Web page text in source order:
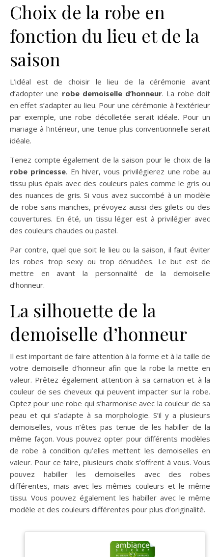
Choix de la robe en
fonction du lieu et de la
saison
L’idéal est de choisir le lieu de la cérémonie avant
d’adopter une robe demoiselle d’honneur. La robe doit
en effet s’adapter au lieu. Pour une cérémonie à l’extérieur
par exemple, une robe décolletée serait idéale. Pour un
mariage à l’intérieur, une tenue plus conventionnelle serait
idéale.
Tenez compte également de la saison pour le choix de la
robe princesse. En hiver, vous privilégierez une robe au
tissu plus épais avec des couleurs pales comme le gris ou
des nuances de gris. Si vous avez succombé à un modèle
de robe sans manches, prévoyez aussi des gilets ou des
couvertures. En été, un tissu léger est à privilégier avec
des couleurs chaudes ou pastel.
Par contre, quel que soit le lieu ou la saison, il faut éviter
les robes trop sexy ou trop dénudées. Le but est de
mettre en avant la personnalité de la demoiselle
d’honneur.
La silhouette de la
demoiselle d’honneur
Il est important de faire attention à la forme et à la taille de
votre demoiselle d’honneur afin que la robe la mette en
valeur. Prêtez également attention à sa carnation et à la
couleur de ses cheveux qui peuvent impacter sur la robe.
Optez pour une robe qui s’harmonise avec la couleur de sa
peau et qui s’adapte à sa morphologie. S’il y a plusieurs
demoiselles, vous n’êtes pas tenue de les habiller de la
même façon. Vous pouvez opter pour différents modèles
de robe à condition qu’elles mettent les demoiselles en
valeur. Pour ce faire, plusieurs choix s’offrent à vous. Vous
pouvez habiller les demoiselles avec des robes
différentes, mais avec les mêmes couleurs et le même
tissu. Vous pouvez également les habiller avec le même
modèle et des couleurs différentes pour plus d’originalité.